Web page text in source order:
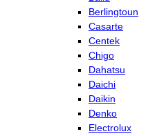
Berlingtoun
Casarte
Centek
Chigo
Dahatsu
Daichi
Daikin
Denko
Electrolux